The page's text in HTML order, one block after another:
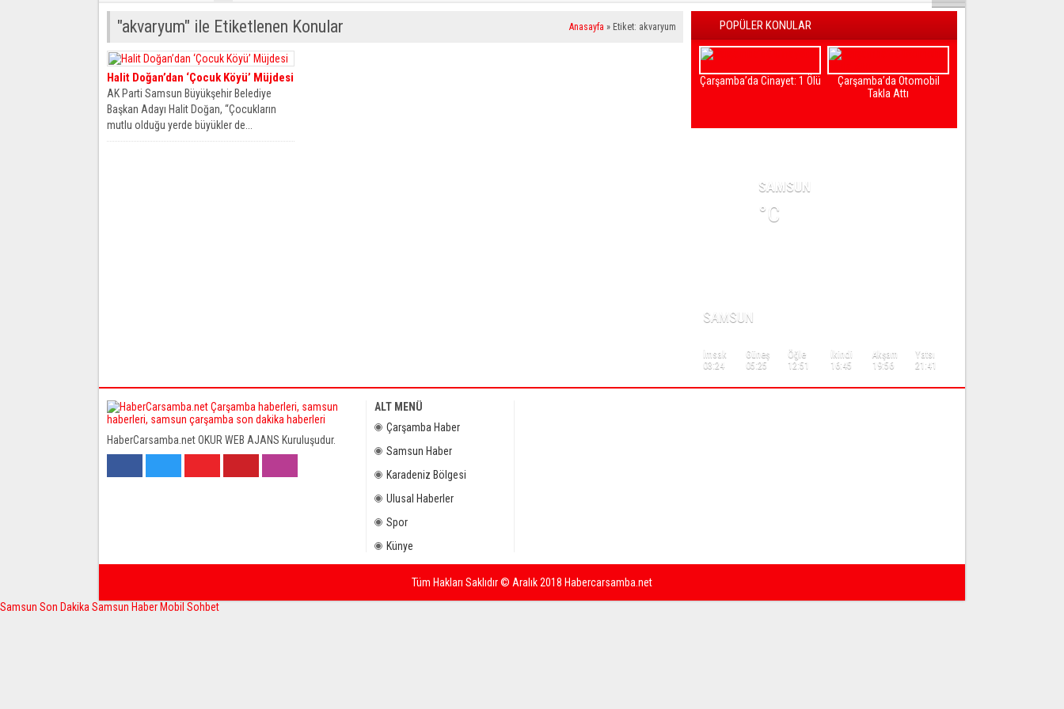
Anasayfa » Etiket: akvaryum
"akvaryum" ile Etiketlenen Konular
Halit Doğan’dan ‘Çocuk Köyü’ Müjdesi
AK Parti Samsun Büyükşehir Belediye
Başkan Adayı Halit Doğan, “Çocukların
mutlu olduğu yerde büyükler de...
POPÜLER KONULAR
Çarşamba’da Cinayet: 1 Ölü
Çarşamba’da Otomobil
Takla Attı
SAMSUN
°C
SAMSUN
İmsak
03:24
Güneş
05:25
Öğle
12:51
İkindi
16:45
Akşam
19:56
Yatsı
21:41
HaberCarsamba.net OKUR WEB AJANS Kuruluşudur.
ALT MENÜ
Çarşamba Haber
Samsun Haber
Karadeniz Bölgesi
Ulusal Haberler
Spor
Künye
Tüm Hakları Saklıdır © Aralık 2018 Habercarsamba.net
Samsun Son Dakika Samsun Haber Mobil Sohbet